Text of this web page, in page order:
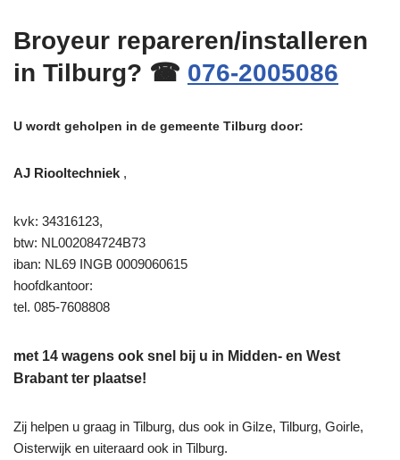
Broyeur repareren/installeren
in Tilburg? ☎ 076-2005086
U wordt geholpen in de gemeente Tilburg door:
AJ Riooltechniek ,
kvk: 34316123,
btw: NL002084724B73
iban: NL69 INGB 0009060615
hoofdkantoor:
tel. 085-7608808
met 14 wagens ook snel bij u in Midden- en West
Brabant ter plaatse!
Zij helpen u graag in Tilburg, dus ook in Gilze, Tilburg, Goirle,
Oisterwijk en uiteraard ook in Tilburg.